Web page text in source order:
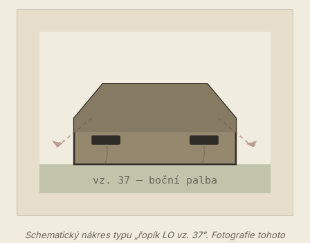
Schematický nákres typu „řopík LO vz. 37". Fotografie tohoto